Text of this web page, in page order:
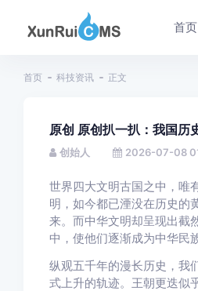
首页
首页 科技资讯 正文
原创 原创扒一扒：我国历
创始人 2026-07-08
世界四大文明古国之中，唯
明，如今都已湮没在历史的
来。而中华文明却呈现出截
中，使他们逐渐成为中华民
纵观五千年的漫长历史，我
式上升的轨迹。王朝更迭